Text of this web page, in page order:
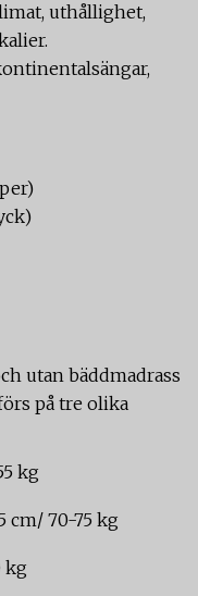
uthållighet,
utan bäddmadrass
på tre olika
kg
cm/ 70-75 kg
kg